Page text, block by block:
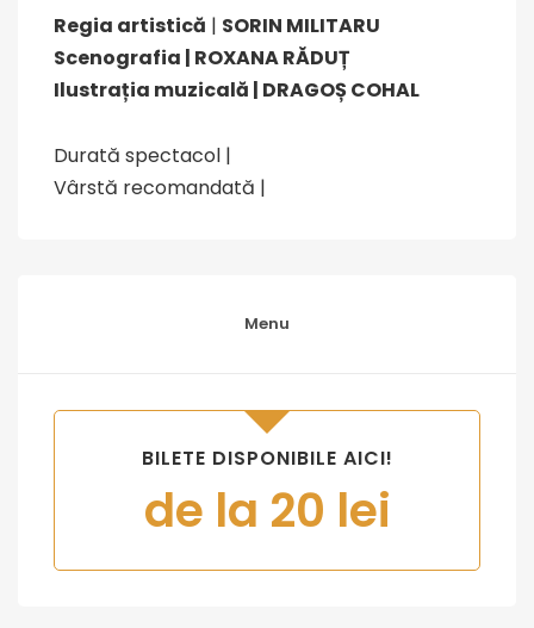
Regia artistică | SORIN MILITARU
Scenografia | ROXANA RĂDUȚ
Ilustrația muzicală | DRAGOȘ COHAL
Durată spectacol |
Vârstă recomandată |
Menu
BILETE DISPONIBILE AICI!
de la 20 lei